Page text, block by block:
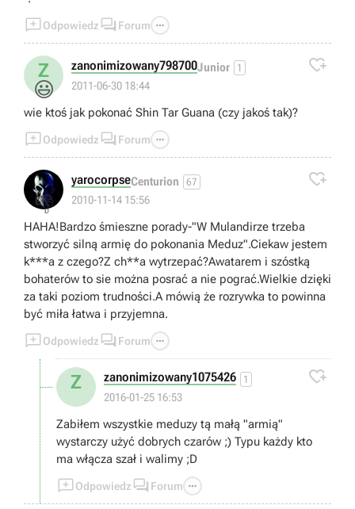
Odpowiedz  Forum 
Z
😃
zanonimizowany798700Junior 1
2011-06-30 18:44

wie ktoś jak pokonać Shin Tar Guana (czy jakoś tak)?
Odpowiedz  Forum 
👎
yarocorpseCenturion 67
2010-11-14 15:56

HAHA!Bardzo śmieszne porady-"W Mulandirze trzeba
stworzyć silną armię do pokonania Meduz".Ciekaw jestem
k***a z czego?Z ch**a wytrzepać?Awatarem i szóstką
bohaterów to sie można posrać a nie pograć.Wielkie dzięki
za taki poziom trudności.A mówią że rozrywka to powinna
być miła łatwa i przyjemna.
Odpowiedz  Forum 
Z zanonimizowany1075426 1
2016-01-25 16:53

Zabiłem wszystkie meduzy tą małą "armią"
wystarczy użyć dobrych czarów ;) Typu każdy kto
ma włącza szał i walimy ;D
Odpowiedz  Forum 